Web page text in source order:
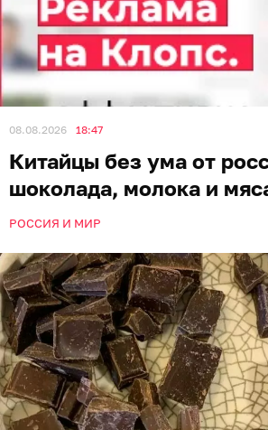
08.08.2026 18:47
Китайцы без ума от
шоколада, молока и
РОССИЯ И МИР